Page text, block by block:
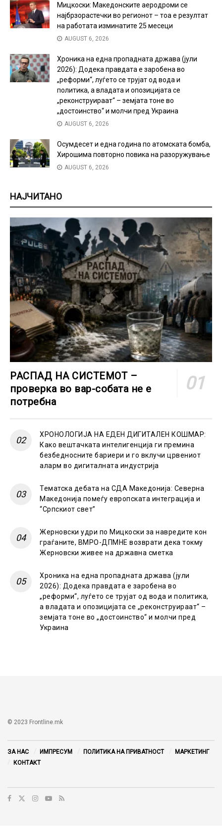
Мицкоски: Македонските аеродроми се
најбрзорастечки во регионот – тоа е резултат
на работата изминатите 25 месеци
AUGUST 6, 2026
Хроника на една пропадната држава (јули
2026): Додека правдата е заробена во
„реформи“, луѓето се трујат од вода и
политика, а владата и опозицијата се
„реконструираат“ – земјата тоне во
„достоинство“ и молчи пред Украина
AUGUST 6, 2026
Осумдесет и една година по атомската бомба,
Хирошима повторно повика на разоружување
AUGUST 6, 2026
НАЈЧИТАНО
РАСПАД НА СИСТЕМОТ –
проверка во вар-собата не е
потребна
ХРОНОЛОГИЈА НА ЕДЕН ДИГИТАЛЕН КОШМАР:
Како вештачката интелигенција ги премина
безбедносните бариери и го вклучи црвениот
аларм во дигиталната индустрија
Тематска дебата на СДА Македонија: Северна
Македонија помеѓу европската интеграција и
“Српскиот свет”
Жерновски удри по Мицкоски за навредите кон
граѓаните, ВМРО-ДПМНЕ возврати дека токму
Жерновски живее на државна сметка
Хроника на една пропадната држава (јули
2026): Додека правдата е заробена во
„реформи“, луѓето се трујат од вода и политика,
а владата и опозицијата се „реконструираат“ –
земјата тоне во „достоинство“ и молчи пред
Украина
© 2023 Frontline.mk
ЗА НАС ИМПРЕСУМ ПОЛИТИКА НА ПРИВАТНОСТ
МАРКЕТИНГ
КОНТАКТ